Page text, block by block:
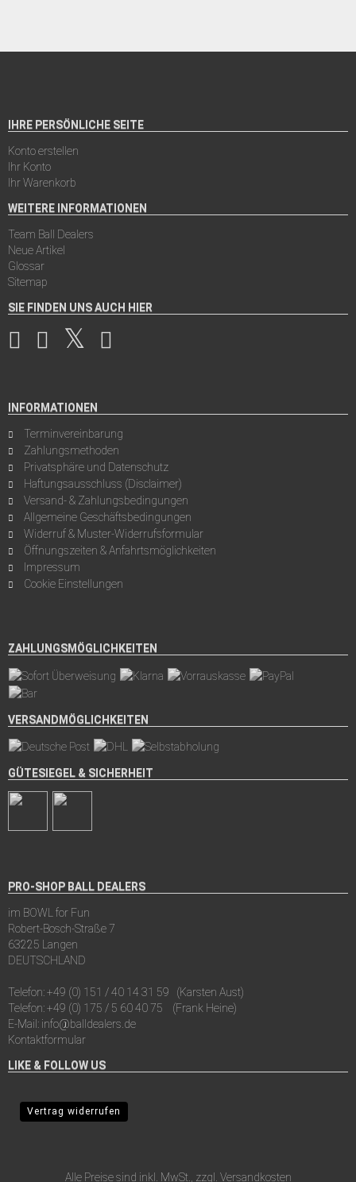
IHRE PERSÖNLICHE SEITE
Konto erstellen
Ihr Konto
Ihr Warenkorb
WEITERE INFORMATIONEN
Team Ball Dealers
Neue Artikel
Glossar
Sitemap
SIE FINDEN UNS AUCH HIER
INFORMATIONEN
Terminvereinbarung
Zahlungsmethoden
Privatsphäre und Datenschutz
Haftungsausschluss (Disclaimer)
Versand- & Zahlungsbedingungen
Allgemeine Geschäftsbedingungen
Widerruf & Muster-Widerrufsformular
Öffnungszeiten & Anfahrtsmöglichkeiten
Impressum
Cookie Einstellungen
ZAHLUNGSMÖGLICHKEITEN
VERSANDMÖGLICHKEITEN
GÜTESIEGEL & SICHERHEIT
PRO-SHOP BALL DEALERS
im BOWL for Fun
Robert-Bosch-Straße 7
63225 Langen
DEUTSCHLAND
Telefon:+49 (0) 151 / 40 14 31 59
(Karsten Aust)
Telefon:+49 (0) 175 / 5 60 40 75
(Frank Heine)
E-Mail: info@balldealers.de
Kontaktformular
LIKE & FOLLOW US
Vertrag widerrufen
Alle Preise sind inkl. MwSt., zzgl. Versandkosten